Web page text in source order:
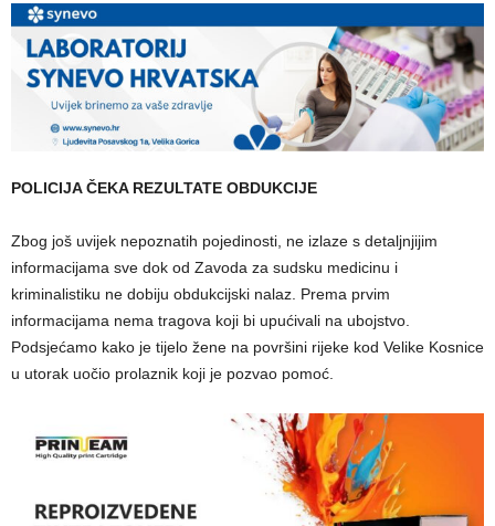
POLICIJA ČEKA REZULTATE OBDUKCIJE
Zbog još uvijek nepoznatih pojedinosti, ne izlaze s detaljnjijim
informacijama sve dok od Zavoda za sudsku medicinu i
kriminalistiku ne dobiju obdukcijski nalaz. Prema prvim
informacijama nema tragova koji bi upućivali na ubojstvo.
Podsjećamo kako je tijelo žene na površini rijeke kod Velike Kosnice
u utorak uočio prolaznik koji je pozvao pomoć.